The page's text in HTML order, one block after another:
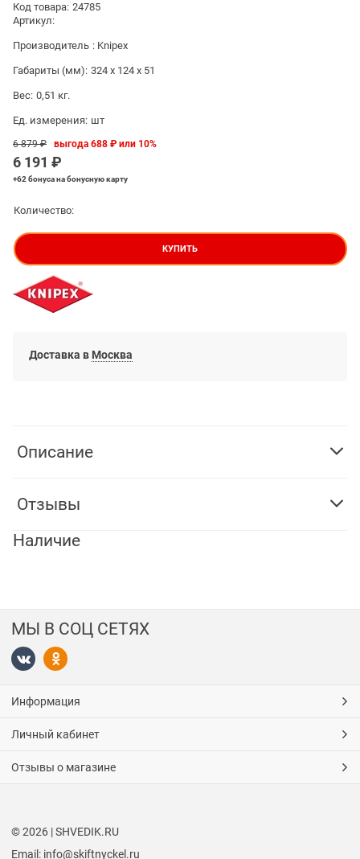
Код товара: 24785
Артикул:
Производитель : Knipex
Габариты (мм): 324 x 124 x 51
Вес: 0,51 кг.
Ед. измерения: шт
6 879 ₽
6 191 ₽
выгода688 ₽ или 10%
+62 бонусана бонусную карту
Количество:
КУПИТЬ
Доставка в Москва
Описание
Отзывы
Наличие
МЫ В СОЦ СЕТЯХ
Информация
Личный кабинет
Отзывы о магазине
© 2026 | SHVEDIK.RU
Email: info@skiftnyckel.ru